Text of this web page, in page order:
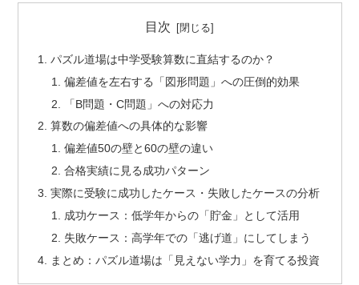
目次
パズル道場は中学受験算数に直結するのか？
偏差値を左右する「図形問題」への圧倒的効果
「B問題・C問題」への対応力
算数の偏差値への具体的な影響
偏差値50の壁と60の壁の違い
合格実績に見る成功パターン
実際に受験に成功したケース・失敗したケースの分析
成功ケース：低学年からの「貯金」として活用
失敗ケース：高学年での「逃げ道」にしてしまう
まとめ：パズル道場は「見えない学力」を育てる投資